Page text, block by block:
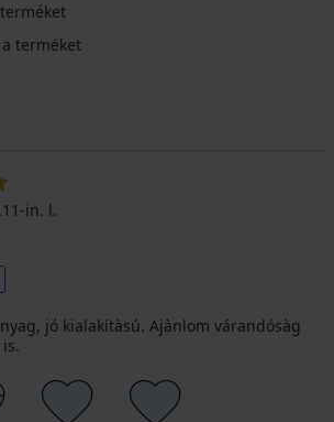
terméket
in. l.
jó kialakítàsú. Ajànlom várandósàg